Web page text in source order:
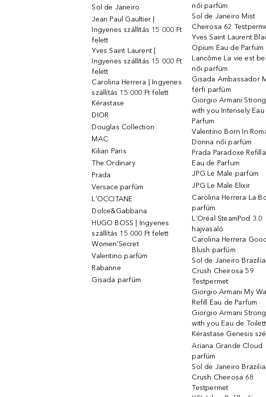
Sol de Janeiro
Jean Paul Gaultier |
Ingyenes szállítás 15 000 Ft
felett
Yves Saint Laurent |
Ingyenes szállítás 15 000 Ft
felett
Carolina Herrera | Ingyenes
szállítás 15 000 Ft felett
Kérastase
DIOR
Douglas Collection
MAC
Kilian Paris
The Ordinary
Prada
Versace parfüm
L'OCCITANE
Dolce&Gabbana
HUGO BOSS | Ingyenes
szállítás 15 000 Ft felett
Women'Secret
Valentino parfüm
Rabanne
Gisada parfüm
női parfüm
Sol de Janeiro Mist
Cheirosa 62
Yves Saint Laurent
Opium Eau de Parfum
Lancôme La vie est
női parfüm
Gisada Ambassador
férfi parfüm
Giorgio Armani
with you Intensely Eau
Parfum
Valentino Born In
Donna női parfüm
Prada Paradoxe
Eau de Parfum
JPG Le Male parfüm
JPG Le Male Elixir
Carolina Herrera La
parfüm
L´Oréal SteamPod 3.0
hajvasaló
Carolina Herrera
Blush parfüm
Sol de Janeiro
Crush Cheirosa 59
Testpermet
Giorgio Armani My
Refill Eau de Parfum
Giorgio Armani
with you Eau de
Kérastase Genesis
Ariana Grande Cloud
parfüm
Sol de Janeiro
Crush Cheirosa 68
Testpermet